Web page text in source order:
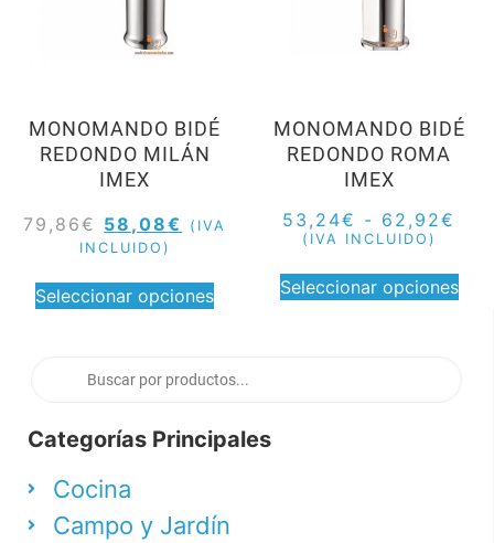
Categorías Principales
Cocina
Campo y Jardín
MONOMANDO BIDÉ
REDONDO MILÁN
IMEX
79,86€ 58,08€
(IVA
INCLUIDO)
Seleccionar opciones
MONOMANDO BIDÉ
REDONDO ROMA
IMEX
53,24€ - 62,92€
(IVA INCLUIDO)
Seleccionar opciones